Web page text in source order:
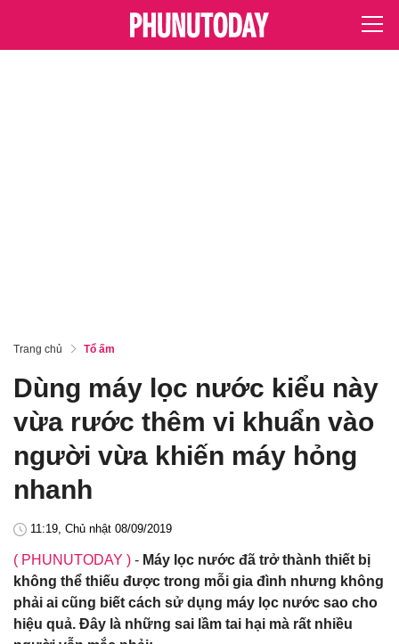
Trang chủ Tổ ấm
Dùng máy lọc nước kiểu này
vừa rước thêm vi khuẩn vào
người vừa khiến máy hỏng
nhanh
11:19, Chủ nhật 08/09/2019
( PHUNUTODAY ) - Máy lọc nước đã trở thành thiết bị
không thể thiếu được trong mỗi gia đình nhưng không
phải ai cũng biết cách sử dụng máy lọc nước sao cho
hiệu quả. Đây là những sai lầm tai hại mà rất nhiều